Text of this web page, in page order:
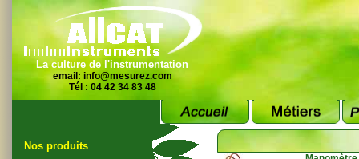
La culture de l'instrumentation
email: info@mesurez.com
Tél : 04 42 34 83 48
Nos produits